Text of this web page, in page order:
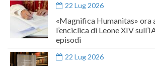
22 Lug 2026
«Magnifica Humanitas» ora
l’enciclica di Leone XIV
episodi
22 Lug 2026